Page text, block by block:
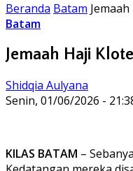
Beranda Batam
Batam
Jemaah Haji
Shidqia Aulyana
Senin, 01/06/2026 -
KILAS BATAM –